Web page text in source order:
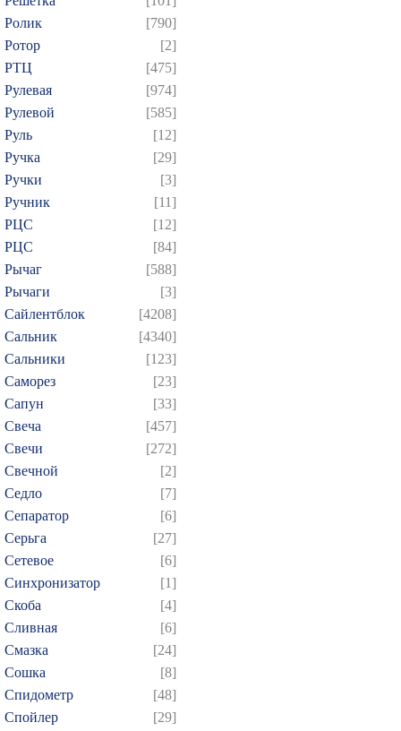
Ролик
[790]
Ротор
[2]
РТЦ
[475]
Рулевая
[974]
Рулевой
[585]
Руль
[12]
Ручка
[29]
Ручки
[3]
Ручник
[11]
РЦC
[12]
РЦС
[84]
Рычаг
[588]
Рычаги
[3]
Сайлентблок
[4208]
Сальник
[4340]
Сальники
[123]
Саморез
[23]
Сапун
[33]
Свеча
[457]
Свечи
[272]
Свечной
[2]
Седло
[7]
Сепаратор
[6]
Серьга
[27]
Сетевое
[6]
Синхронизатор
[1]
Скоба
[4]
Сливная
[6]
Смазка
[24]
Сошка
[8]
Спидометр
[48]
Спойлер
[29]